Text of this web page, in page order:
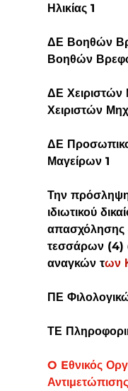
Ηλικίας 1
ΔΕ Βοηθών
Βοηθών
ΔΕ
Χειριστών
ΔΕ
Μαγείρων 1
Την
ιδιωτικού
απασχόλησης
τεσσάρων (4)
αναγκών των
ΠΕ
ΤΕ
O Eθνικός